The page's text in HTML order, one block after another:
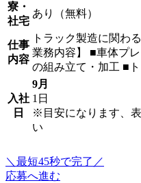
寮・
社宅
あり（無料）
仕事
内容
トラック製造に関
業務内容】 ■車体プ
の組み立て・加工 ■
入社
日
9月
1日
※目安になります、
い
＼最短45秒で完了／
応募へ進む